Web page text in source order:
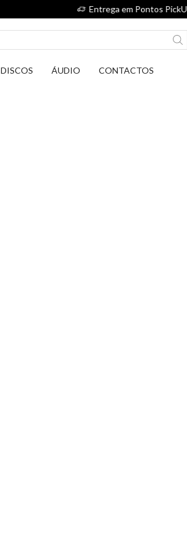
Entrega em Pontos PickUp DPD por apenas
DISCOS ÁUDIO CONTACTOS